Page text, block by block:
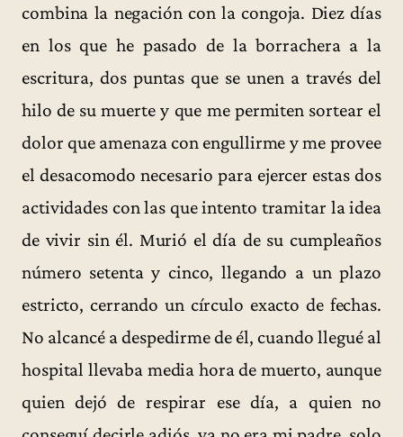
combina la negación con la congoja. Diez días
en los que he pasado de la borrachera a la
escritura, dos puntas que se unen a través del
hilo de su muerte y que me permiten sortear el
dolor que amenaza con engullirme y me provee
el desacomodo necesario para ejercer estas dos
actividades con las que intento tramitar la idea
de vivir sin él. Murió el día de su cumpleaños
número setenta y cinco, llegando a un plazo
estricto, cerrando un círculo exacto de fechas.
No alcancé a despedirme de él, cuando llegué al
hospital llevaba media hora de muerto, aunque
quien dejó de respirar ese día, a quien no